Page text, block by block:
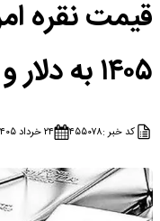
۱۴۰۵ به دلار و تومان
کد خبر :۴۵۵۰۷۸ ۲۴ خرداد ۱۴۰۵ - ۱۲:۱۹